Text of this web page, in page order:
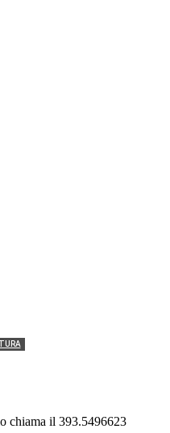
chiama il 393.5496623